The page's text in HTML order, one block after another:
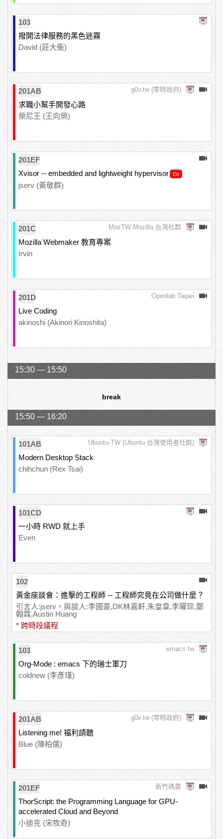
103
撥開法律服務的黑色迷霧
David (莊大衞)
201AB g0v.tw (零時政府)
求職小幫手開發心路
榮尼王 (王向榮)
201EF
Xvisor -- embedded and lightweight hypervisor
jserv (黃敬群)
201C MozTW Mozilla 台灣社群
Mozilla Webmaker 教育專案
Irvin
201D Openlab.Taipei
Live Coding
akinoshi (Akinori Kinoshita)
15:30 — 15:50
break
15:50 — 16:20
101AB Ubuntu-TW (Ubuntu 台灣使用者社群)
Modern Desktop Stack
chihchun (Rex Tsai)
101CD
一小時 RWD 就上手
Even
102
黃金座談會：進擊的工程師 -- 工程師究竟在公司做什麼？
引言人:jserv，與談人:李國豪,DK林嘉軒,朱皇韋,李曜琮,鄭
翰霖,Austin Huang
* 跨時段議程
103 emacs.tw
Org-Mode : emacs 下的瑞士軍刀
coldnew (李彥瑾)
201AB g0v.tw (零時政府)
Listening me! 福利請聽
Blue (陳柏儒)
201EF 新竹碼農
ThorScript: the Programming Language for GPU-
accelerated Cloud and Beyond
小迪克 (宋牧奇)